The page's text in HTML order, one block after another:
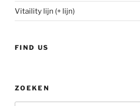
Vitaility lijn (+ lijn)
FIND US
ZOEKEN